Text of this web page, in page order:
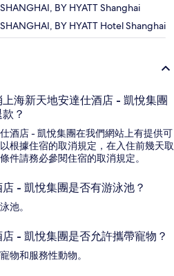
BY HYATT Shanghai
BY HYATT Hotel Shanghai
海新天地安達仕酒店 - 凱悅集團
？
酒店 - 凱悅集團在我們網站上有提供可
根據住宿的取消規定，在入住前幾天取
件請務必參閱住宿的取消規定。
店 - 凱悅集團是否有游泳池？
池。
店 - 凱悅集團是否允許攜帶寵物？
物和服務性動物。